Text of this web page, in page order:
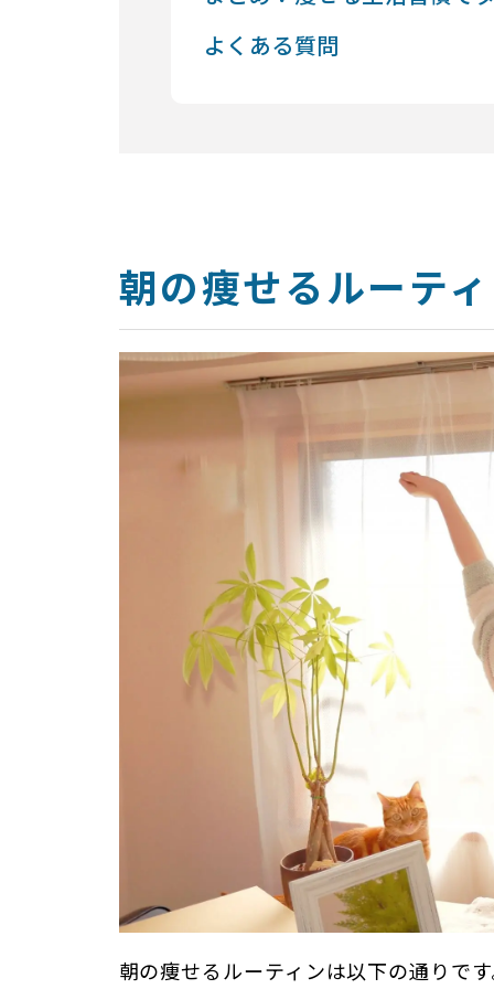
よくある質問
朝の痩せるルーテ
朝の痩せるルーティンは以下の通りで